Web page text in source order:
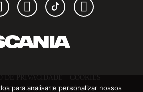
FacebookInstagram
TikTok Linkedin
DE PRIVACIDADE
COOKIES
CANAL DE DENÚNCIA
para analisar e personalizar nossos